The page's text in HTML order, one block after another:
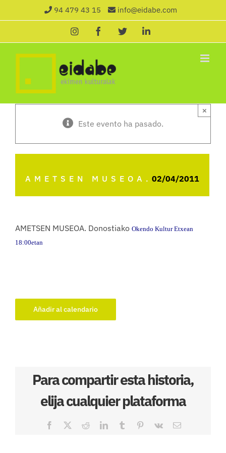
al
94 479 43 15 info@eidabe.com
InstagramFacebook
X LinkedIn
Este evento ha pasado.
×
AMETSEN MUSEOA. 02/04/2011
AMETSEN MUSEOA. Donostiako Okendo Kultur Etxean
18:00etan
Añadir al calendario
Para compartir esta historia,
elija cualquier plataforma
Facebook RedditLinkedInTumblr Pinterest
Vk
Correo